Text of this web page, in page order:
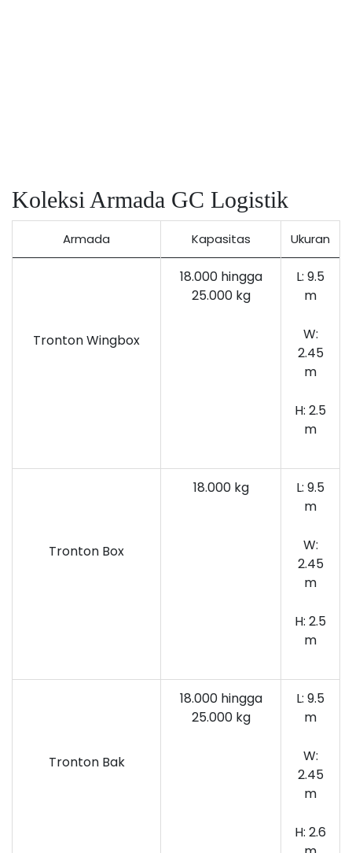
Koleksi Armada GC Logistik
Armada Kapasitas Ukuran
Tronton Wingbox
18.000 hingga
25.000 kg
L: 9.5
m
W:
2.45
m
H: 2.5
m
Tronton Box
18.000 kg
L: 9.5
m
W:
2.45
m
H: 2.5
m
Tronton Bak
18.000 hingga
25.000 kg
L: 9.5
m
W:
2.45
m
H: 2.6